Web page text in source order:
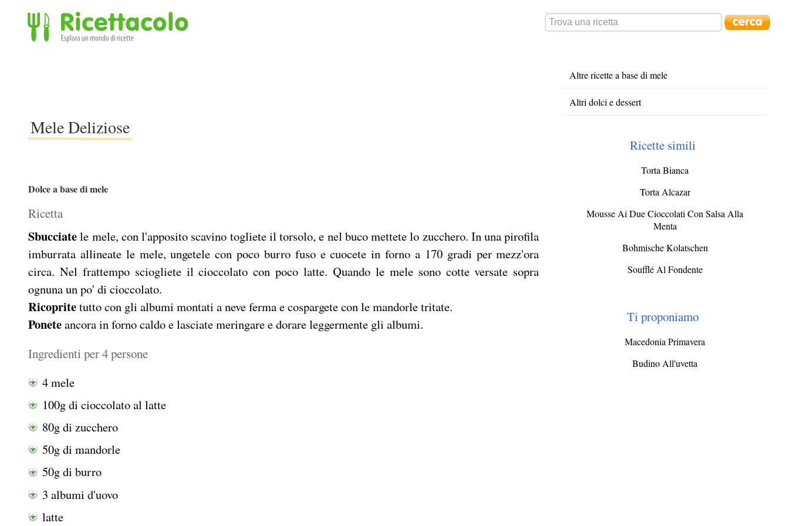
Mele Deliziose
Dolce a base di mele
Ricetta
Sbucciatele mele, con l'apposito scavino togliete il torsolo, e nel buco mettete lo zucchero. In una pirofila
imburrata allineate le mele, ungetele con poco burro fuso e cuocete in forno a 170 gradi per mezz'ora
circa. Nel frattempo sciogliete il cioccolato con poco latte. Quando le mele sono cotte versate sopra
ognuna un po' di cioccolato.
Ricopritetutto con gli albumi montati a neve ferma e cospargete con le mandorle tritate.
Poneteancora in forno caldo e lasciate meringare e dorare leggermente gli albumi.
Ingredienti per 4 persone
4 mele
100g di cioccolato al latte
80g di zucchero
50g di mandorle
50g di burro
3 albumi d'uovo
latte
Altre ricette a base di mele
Altri dolci e dessert
Ricette simili
Torta Bianca
Torta Alcazar
Mousse Ai Due Cioccolati Con Salsa Alla
Menta
Bohmische Kolatschen
Soufflé Al Fondente
Ti proponiamo
Macedonia Primavera
Budino All'uvetta